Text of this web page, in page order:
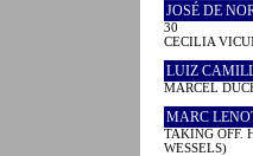
JOSÉ DE
30
CECILIA
LUIZ
MARCEL
MARC
TAKING OFF.
WESSELS)